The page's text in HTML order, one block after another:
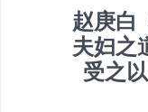
赵庚白
夫妇之
受之